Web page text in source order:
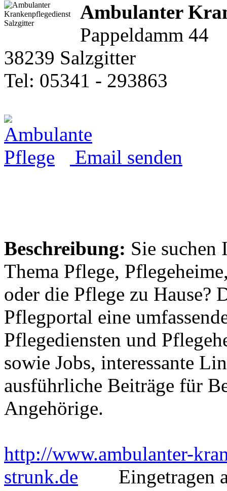
Ambulanter
Pappeldamm 44
38239 Salzgitter
Tel: 05341 - 293863
Email senden
Beschreibung: Sie suchen
Thema Pflege,
oder die Pflege zu Hause?
Pflegportal eine
Pflegediensten und
sowie Jobs, interessante
ausführliche Beiträge für
Angehörige.
http://www.ambulanter-
strunk.de Eingetragen